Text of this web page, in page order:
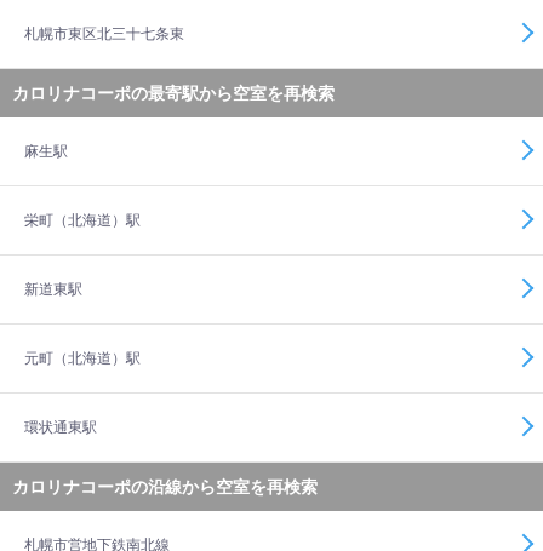
札幌市東区北三十七条東
カロリナコーポの最寄駅から空室を再検索
麻生駅
栄町（北海道）駅
新道東駅
元町（北海道）駅
環状通東駅
カロリナコーポの沿線から空室を再検索
札幌市営地下鉄南北線